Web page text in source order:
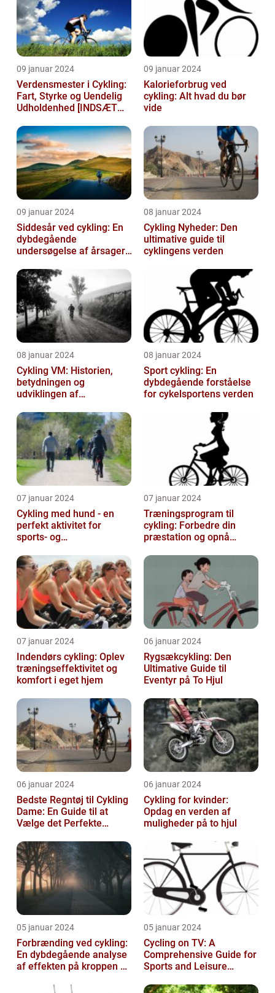
09 januar 2024
Verdensmester i Cykling:
Fart, Styrke og Uendelig
Udholdenhed [INDSÆT
09 januar 2024
Kalorieforbrug ved
cykling: Alt hvad du bør
vide
09 januar 2024
Siddesår ved cykling: En
dybdegående
undersøgelse af årsager,
behandling
08 januar 2024
Cykling Nyheder: Den
ultimative guide til
cyklingens verden
08 januar 2024
Cykling VM: Historien,
betydningen og
udviklingen af
08 januar 2024
Sport cykling: En
dybdegående forståelse
for cykelsportens verden
07 januar 2024
Cykling med hund - en
perfekt aktivitet for
sports- og
07 januar 2024
Træningsprogram til
cykling: Forbedre din
præstation og opnå
07 januar 2024
Indendørs cykling: Oplev
træningseffektivitet og
komfort i eget hjem
06 januar 2024
Rygsækcykling: Den
Ultimative Guide til
Eventyr på To Hjul
06 januar 2024
Bedste Regntøj til Cykling
Dame: En Guide til at
Vælge det Perfekte
unde...
06 januar 2024
Cykling for kvinder:
Opdag en verden af
muligheder på to hjul
05 januar 2024
Forbrænding ved cykling:
En dybdegående analyse
af effekten på kroppen og
05 januar 2024
Cycling on TV: A
Comprehensive Guide for
Sports and Leisure